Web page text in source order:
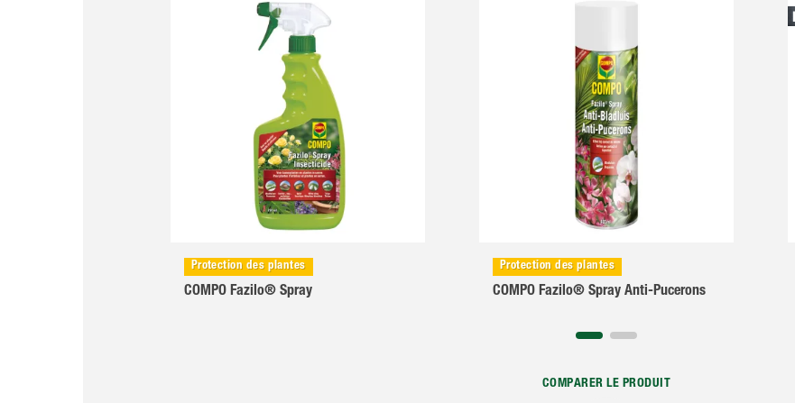
Protection des plantes
COMPO Fazilo® Spray
Protection des plantes
COMPO Fazilo® Spray Anti-Pucerons
COMPARER LE PRODUIT